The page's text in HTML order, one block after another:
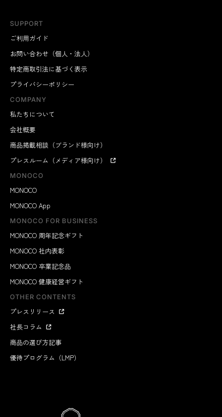
SUPPORT
ご利用ガイド
お問い合わせ（個人・法人）
特定商取引法に基づく表示
プライバシーポリシー
COMPANY
私たちについて
会社概要
商品掲載相談（ブランド様向け）
プレスルーム（メディア様向け）
MONOCO
MONOCO
MONOCO App
MONOCO FOR BUSINESS
MONOCO 周年記念ギフト
MONOCO 社内表彰
MONOCO 卒業記念品
MONOCO 健康経営ギフト
OTHER CONTENTS
プレスリリース
社長コラム
商品の選び方記事
優待プログラム（LMP）